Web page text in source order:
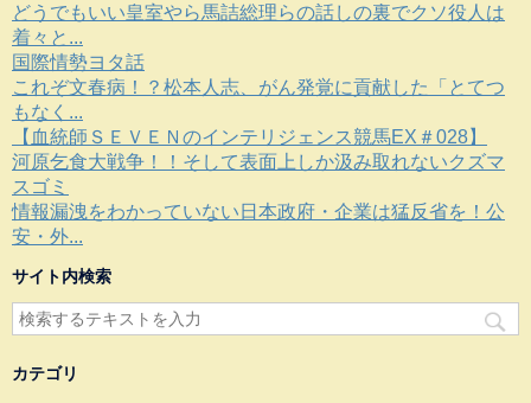
どうでもいい皇室やら馬詰総理らの話しの裏でクソ役人は
着々と...
国際情勢ヨタ話
これぞ文春病！？松本人志、がん発覚に貢献した「とてつ
もなく...
【血統師ＳＥＶＥＮのインテリジェンス競馬EX＃028】
河原乞食大戦争！！そして表面上しか汲み取れないクズマ
スゴミ
情報漏洩をわかっていない日本政府・企業は猛反省を！公
安・外...
サイト内検索
カテゴリ